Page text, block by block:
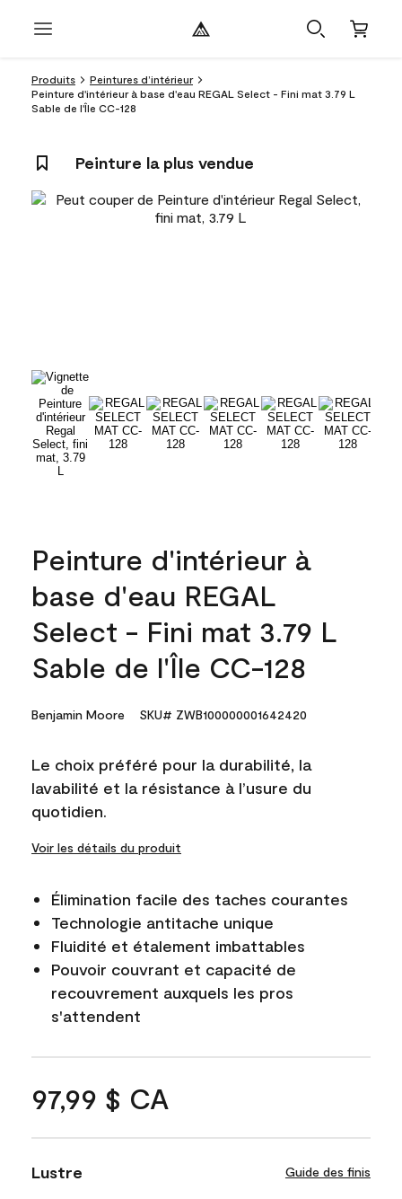
Produits
Peintures d’intérieur
Peinture d'intérieur à base d'eau REGAL Select - Fini mat 3.79 L
Sable de l'Île CC-128
Peinture la plus vendue
Peinture d'intérieur à
base d'eau REGAL
Select - Fini mat 3.79 L
Sable de l'Île CC-128
Benjamin Moore SKU# ZWB100000001642420
Le choix préféré pour la durabilité, la
lavabilité et la résistance à l’usure du
quotidien.
Voir les détails du produit
Élimination facile des taches courantes
Technologie antitache unique
Fluidité et étalement imbattables
Pouvoir couvrant et capacité de
recouvrement auxquels les pros
s'attendent
97,99 $ CA
Lustre Guide des finis